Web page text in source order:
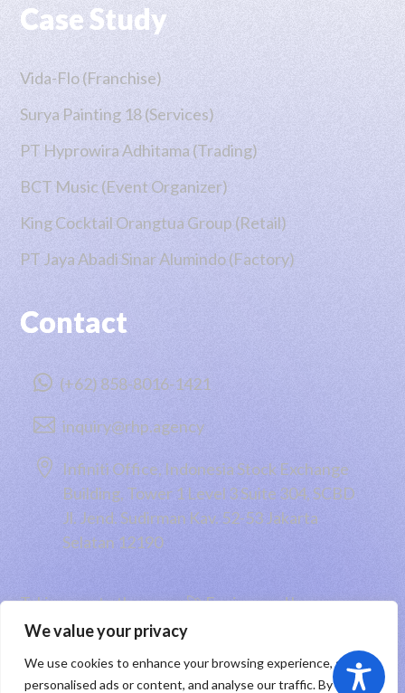
We value your privacy
We use cookies to enhance your browsing experience, serve
personalised ads or content, and analyse our traffic. By
Case Study
Vida-Flo (Franchise)
Surya Painting 18 (Services)
PT Hyprowira Adhitama (Trading)
BCT Music (Event Organizer)
King Cocktail Orangtua Group (Retail)
PT Jaya Abadi Sinar Alumindo (Factory)
Contact
 (+62) 858-8016-1421
 inquiry@rhp.agency
 Infiniti Office, Indonesia Stock Exchange
Building, Tower 1 Level 3 Suite 304, SCBD
Jl. Jend. Sudirman Kav. 52-53 Jakarta
Selatan 12190
Taking you to the moon 🚀 Engineered by
PT RHP Cipta Digital2026
Sitemap|Privacy Policy |Registered Trademark